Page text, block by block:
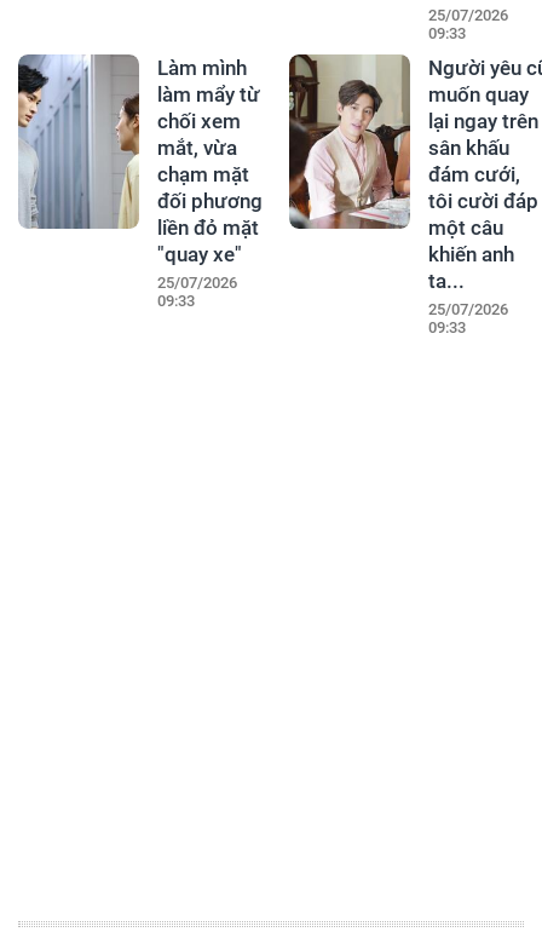
25/07/2026
09:33
Làm mình
làm mẩy từ
chối xem
mắt, vừa
chạm mặt
đối phương
liền đỏ mặt
"quay xe"
25/07/2026
09:33
Người yêu
muốn quay
lại ngay trên
sân khấu
đám cưới,
tôi cười đáp
một câu
khiến anh
ta...
25/07/2026
09:33